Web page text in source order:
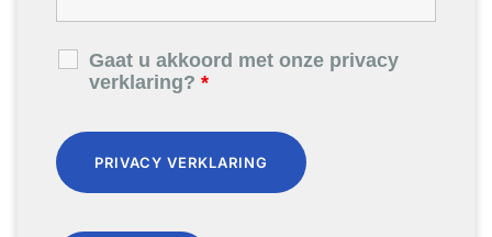
Gaat u akkoord met onze privacy
verklaring? *
PRIVACY VERKLARING